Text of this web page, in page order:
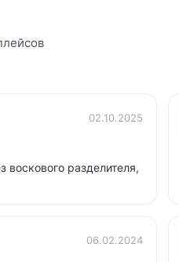
02.10.2025
воскового разделителя,
06.02.2024